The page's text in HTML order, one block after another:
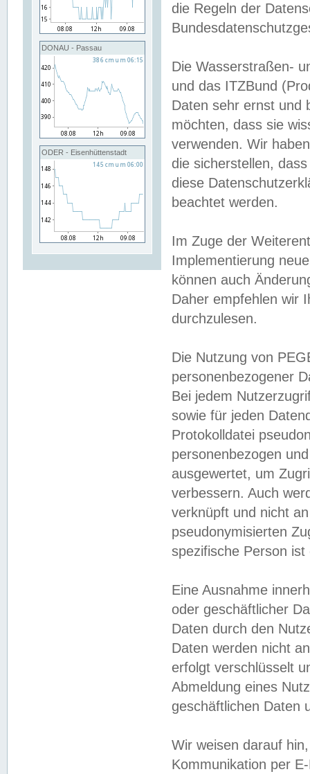
DONAU - Passau
ODER - Eisenhüttenstadt
die Regeln der
Die Wasserstraßen-
und das ITZBund
Daten sehr ernst und
möchten, dass sie
verwenden. Wir
die sicherstellen,
diese
beachtet werden.
Im Zuge der
Implementierung
können auch
Daher empfehlen wir
durchzulesen.
Die Nutzung von
personenbezogener
Bei jedem
sowie für jeden
Protokolldatei
personenbezogen
ausgewertet, um
verbessern. Auch
verknüpft und nicht
pseudonymisierten
spezifische Person
Eine Ausnahme
oder geschäftlicher
Daten durch den
Daten werden nicht
erfolgt verschlüsselt
Abmeldung eines
geschäftlichen Daten
Wir weisen darauf
Kommunikation per